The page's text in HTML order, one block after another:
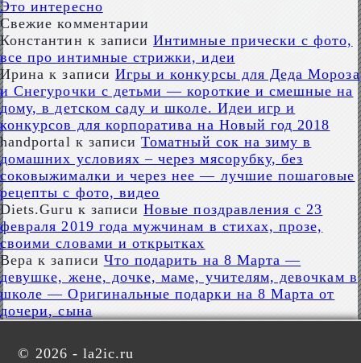
Это интересно
Свежие комментарии
Константин к записиИнтимные прически с фото,
все про интимные стрижки, идеи
Ирина к записи Игры и конкурсы для Деда Мороза
и Снегурочки с детьми — короткие и смешные на
дому, в детском саду и школе. Идеи игр и
конкурсов для корпоратива на Новый год 2018
handportal к записиТоматный сок на зиму в
домашних условиях – через мясорубку, без
соковыжималки и через нее — лучшие пошаговые
рецепты с фото, видео
Diets.Guru к записиНовые поздравления с 23
февраля 2019 года мужчинам в стихах, прозе,
своими словами и открытках
Вера к записи Что подарить на 8 Марта —
девушке, жене, дочке, маме, учителям, девочкам в
школе — Оригинальные подарки на 8 Марта от
дочери, сына
© 2026 - la2ic.ru